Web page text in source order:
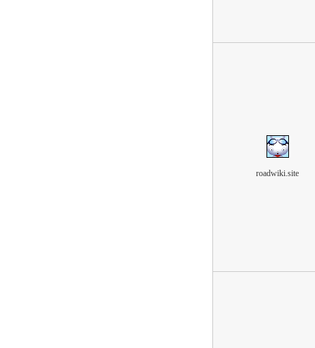
roadwiki.site